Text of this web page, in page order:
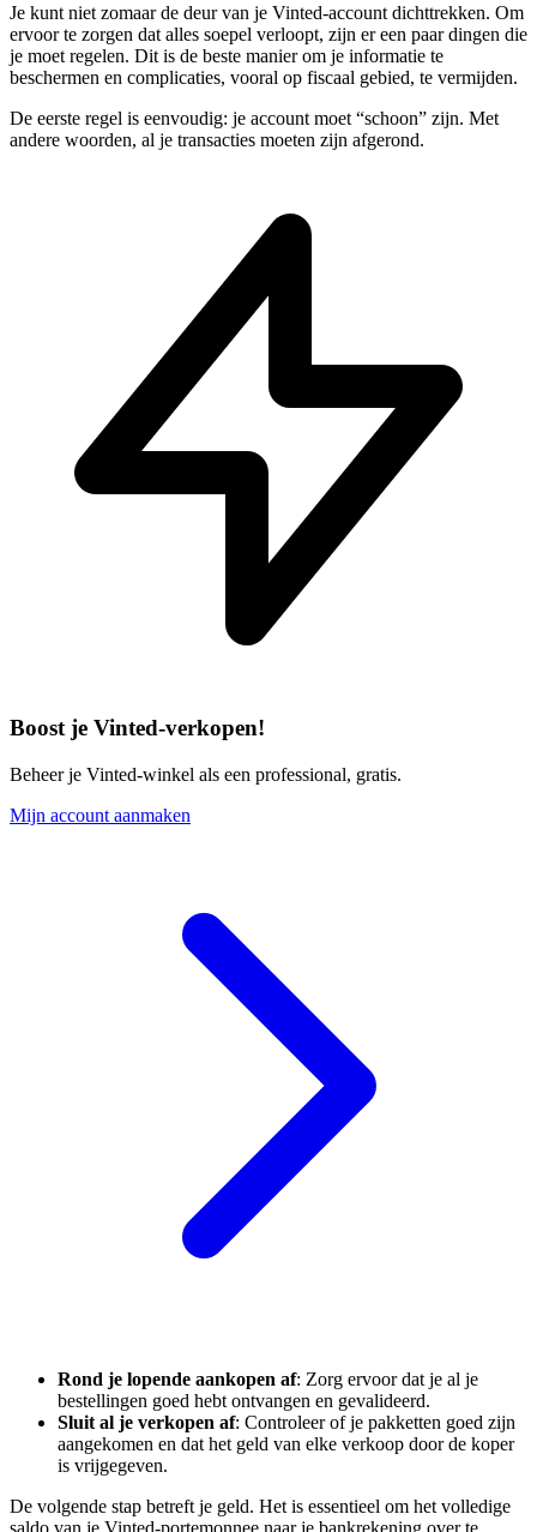
Je kunt niet zomaar de deur van je Vinted-account dichttrekken. Om
ervoor te zorgen dat alles soepel verloopt, zijn er een paar dingen die
je moet regelen. Dit is de beste manier om je informatie te
beschermen en complicaties, vooral op fiscaal gebied, te vermijden.
De eerste regel is eenvoudig: je account moet “schoon” zijn. Met
andere woorden, al je transacties moeten zijn afgerond.
Boost je Vinted-verkopen!
Beheer je Vinted-winkel als een professional, gratis.
Mijn account aanmaken
Rond je lopende aankopen af: Zorg ervoor dat je al je
bestellingen goed hebt ontvangen en gevalideerd.
Sluit al je verkopen af: Controleer of je pakketten goed zijn
aangekomen en dat het geld van elke verkoop door de koper
is vrijgegeven.
De volgende stap betreft je geld. Het is essentieel om het volledige